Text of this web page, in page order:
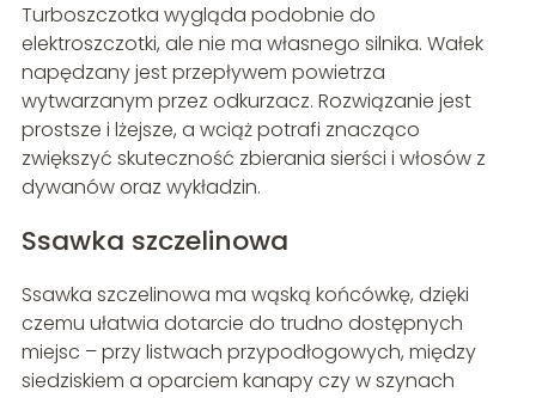
Turboszczotka wygląda podobnie do
elektroszczotki, ale nie ma własnego silnika. Wałek
napędzany jest przepływem powietrza
wytwarzanym przez odkurzacz. Rozwiązanie jest
prostsze i lżejsze, a wciąż potrafi znacząco
zwiększyć skuteczność zbierania sierści i włosów z
dywanów oraz wykładzin.
Ssawka szczelinowa
Ssawka szczelinowa ma wąską końcówkę, dzięki
czemu ułatwia dotarcie do trudno dostępnych
miejsc – przy listwach przypodłogowych, między
siedziskiem a oparciem kanapy czy w szynach